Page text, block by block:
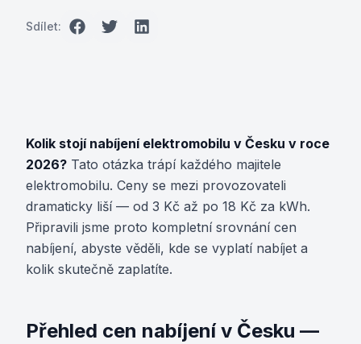
Sdílet:
Kolik stojí nabíjení elektromobilu v Česku v roce
2026? Tato otázka trápí každého majitele
elektromobilu. Ceny se mezi provozovateli
dramaticky liší — od 3 Kč až po 18 Kč za kWh.
Připravili jsme proto kompletní srovnání cen
nabíjení, abyste věděli, kde se vyplatí nabíjet a
kolik skutečně zaplatíte.
Přehled cen nabíjení v Česku —